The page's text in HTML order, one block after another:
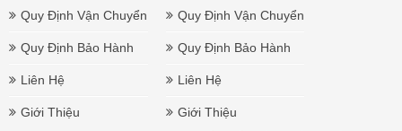
Quy Định Vận Chuyển
Quy Định Bảo Hành
Liên Hệ
Giới Thiệu
Quy Định Vận Chuyển
Quy Định Bảo Hành
Liên Hệ
Giới Thiệu